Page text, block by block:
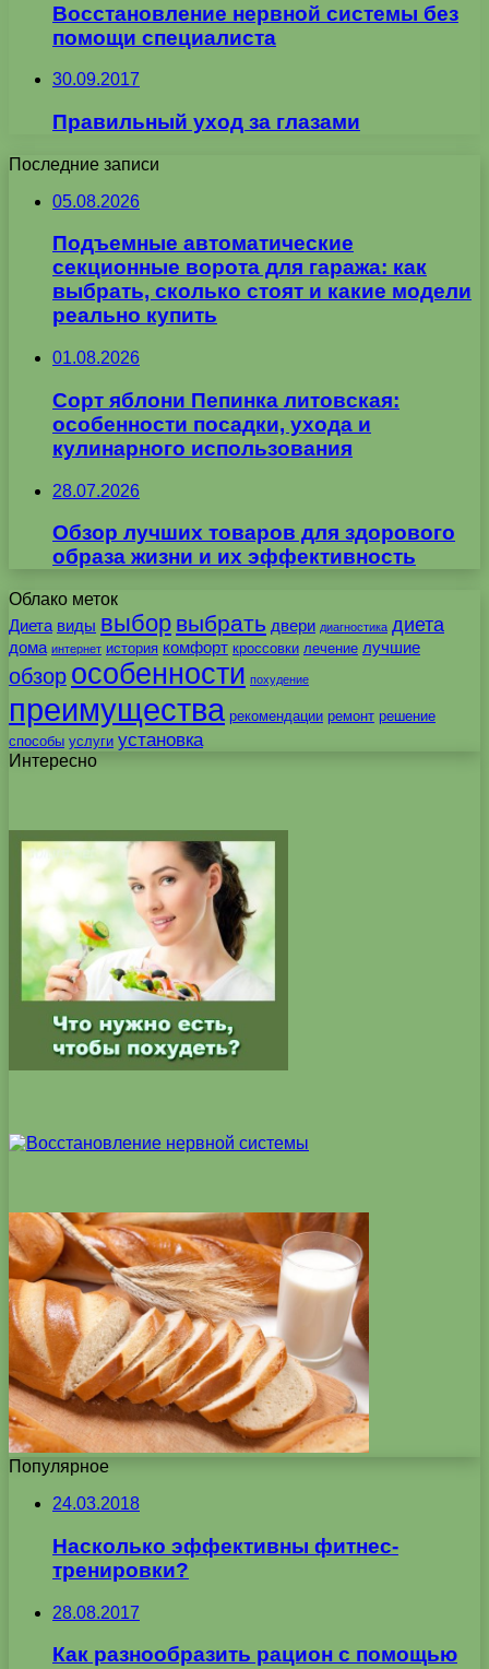
Восстановление нервной системы без
помощи специалиста
30.09.2017
Правильный уход за глазами
Последние записи
05.08.2026
Подъемные автоматические
секционные ворота для гаража: как
выбрать, сколько стоят и какие модели
реально купить
01.08.2026
Сорт яблони Пепинка литовская:
особенности посадки, ухода и
кулинарного использования
28.07.2026
Обзор лучших товаров для здорового
образа жизни и их эффективность
Облако меток
Диета виды выбор выбрать двери диагностика диета
дома интернет история комфорт кроссовки лечение лучшие
обзор особенности похудение
преимущества рекомендации ремонт решение
способы услуги установка
Интересно
Популярное
24.03.2018
Насколько эффективны фитнес-
тренировки?
28.08.2017
Как разнообразить рацион с помощью